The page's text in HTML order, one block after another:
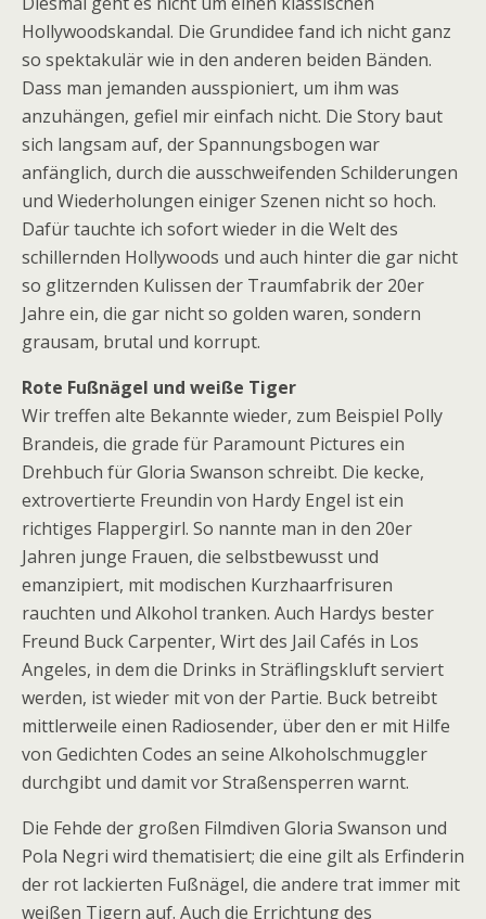
Hollywoodskandal. Die Grundidee fand ich nicht ganz
so spektakulär wie in den anderen beiden Bänden.
Dass man jemanden ausspioniert, um ihm was
anzuhängen, gefiel mir einfach nicht. Die Story baut
sich langsam auf, der Spannungsbogen war
anfänglich, durch die ausschweifenden Schilderungen
und Wiederholungen einiger Szenen nicht so hoch.
Dafür tauchte ich sofort wieder in die Welt des
schillernden Hollywoods und auch hinter die gar nicht
so glitzernden Kulissen der Traumfabrik der 20er
Jahre ein, die gar nicht so golden waren, sondern
grausam, brutal und korrupt.
Rote Fußnägel und weiße Tiger
Wir treffen alte Bekannte wieder, zum Beispiel Polly
Brandeis, die grade für Paramount Pictures ein
Drehbuch für Gloria Swanson schreibt. Die kecke,
extrovertierte Freundin von Hardy Engel ist ein
richtiges Flappergirl. So nannte man in den 20er
Jahren junge Frauen, die selbstbewusst und
emanzipiert, mit modischen Kurzhaarfrisuren
rauchten und Alkohol tranken. Auch Hardys bester
Freund Buck Carpenter, Wirt des Jail Cafés in Los
Angeles, in dem die Drinks in Sträflingskluft serviert
werden, ist wieder mit von der Partie. Buck betreibt
mittlerweile einen Radiosender, über den er mit Hilfe
von Gedichten Codes an seine Alkoholschmuggler
durchgibt und damit vor Straßensperren warnt.
Die Fehde der großen Filmdiven Gloria Swanson und
Pola Negri wird thematisiert; die eine gilt als Erfinderin
der rot lackierten Fußnägel, die andere trat immer mit
weißen Tigern auf. Auch die Errichtung des